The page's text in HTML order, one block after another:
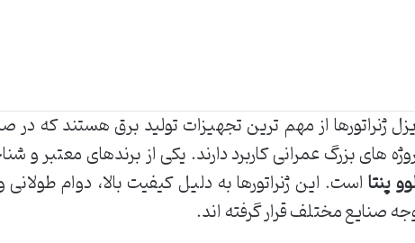
ژنراتورها از مهم ترین تجهیزات تولید برق هستند که در
های بزرگ عمرانی کاربرد دارند. یکی از برندهای معتبر و
پنتااست. این ژنراتورها به دلیل کیفیت بالا، دوام طولانی
صنایع مختلف قرار گرفته اند.